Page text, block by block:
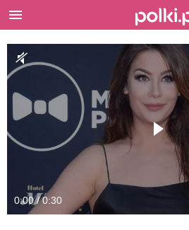
0:00 / 0:30